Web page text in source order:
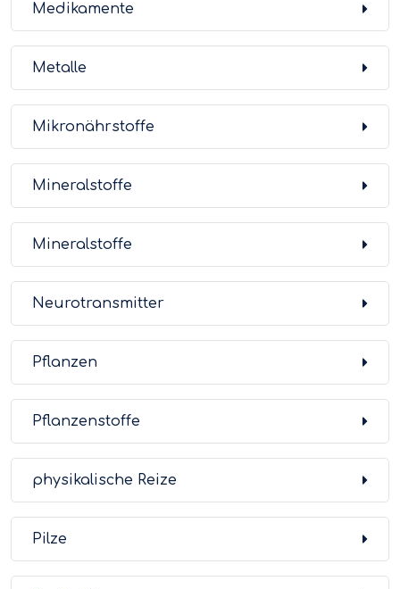
Medikamente
Metalle
Mikronährstoffe
Mineralstoffe
Mineralstoffe
Neurotransmitter
Pflanzen
Pflanzenstoffe
physikalische Reize
Pilze